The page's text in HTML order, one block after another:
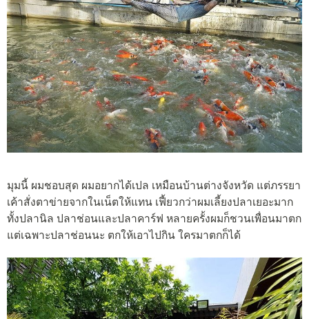
มุมนี้ ผมชอบสุด ผมอยากได้เปล เหมือนบ้านต่างจังหวัด แต่ภรรยา
เค้าสั่งตาข่ายจากในเน็ตให้แทน เฟี้ยวกว่าผมเลี้ยงปลาเยอะมาก
ทั้งปลานิล ปลาช่อนและปลาคาร์ฟ หลายครั้งผมก็ชวนเพื่อนมาตก
แต่เฉพาะปลาช่อนนะ ตกให้เอาไปกิน ใครมาตกก็ได้